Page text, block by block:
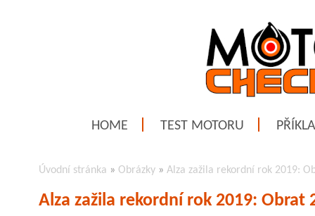
HOME TEST MOTORU
Úvodní stránka » Obrázky » Alza zažila rekordní rok 2019:
Alza zažila rekordní rok 2019: Obrat